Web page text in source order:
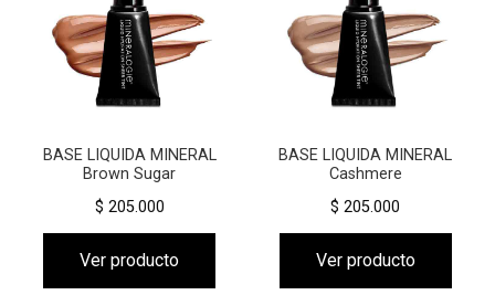
BASE LIQUIDA MINERAL
Brown Sugar
$ 205.000
Ver producto
BASE LIQUIDA MINERAL
Cashmere
$ 205.000
Ver producto